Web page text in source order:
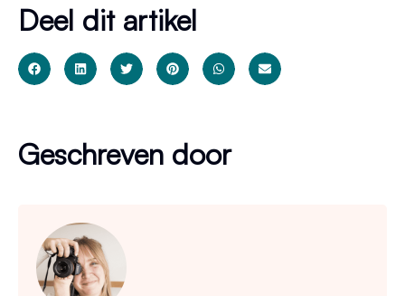
Deel dit artikel
Geschreven door